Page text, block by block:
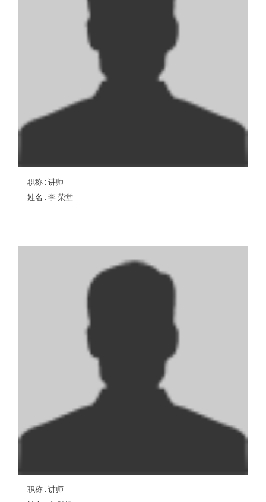
职称 : 讲师
姓名 : 李 荣堂
职称 : 讲师